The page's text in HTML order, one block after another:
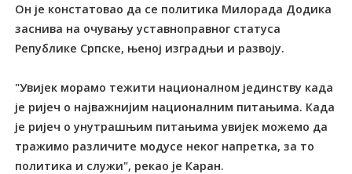
Он је констатовао да се политика Милорада Додика
заснива на очувању уставноправног статуса
Републике Српске, њеној изградњи и развоју.
"Увијек морамо тежити националном јединству када
је ријеч о најважнијим националним питањима. Када
је ријеч о унутрашњим питањима увијек можемо да
тражимо различите модусе неког напретка, за то
политика и служи", рекао је Каран.